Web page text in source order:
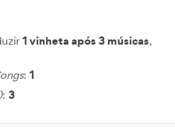
1 vinheta após 3 músicas,
: 1
: 3